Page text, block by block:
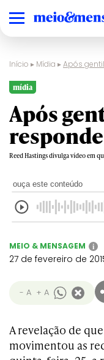
Início ▸ Mídia ▸Após
mídia
Após
Reed Hastings divulga vídeo em
ouça este conteúdo
MEIO & MENSAGEM i
27 de fevereiro de
- A + A
A revelação de
movimentou as